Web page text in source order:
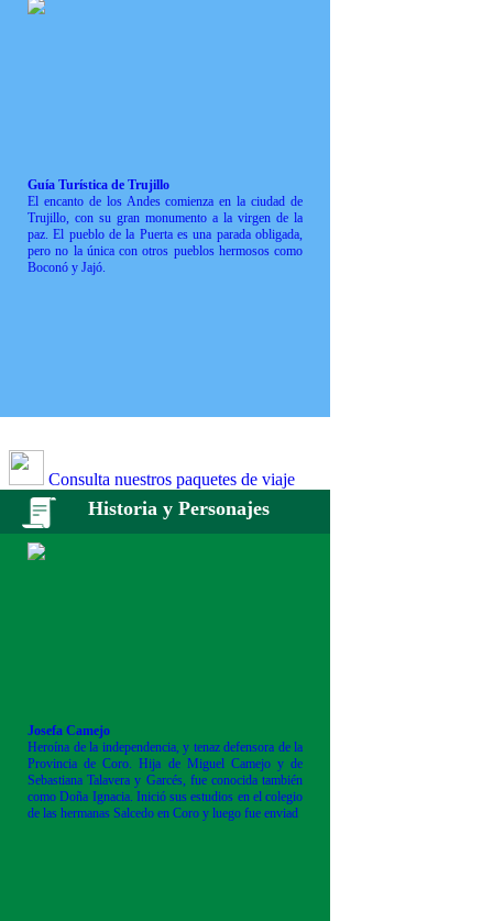
Guía Turística de Trujillo
El encanto de los Andes comienza en la ciudad de
Trujillo, con su gran monumento a la virgen de la
paz. El pueblo de la Puerta es una parada obligada,
pero no la única con otros pueblos hermosos como
Boconó y Jajó.
Consulta nuestros paquetes de viaje
Historia y Personajes
Josefa Camejo
Heroína de la independencia, y tenaz defensora de la
Provincia de Coro. Hija de Miguel Camejo y de
Sebastiana Talavera y Garcés, fue conocida también
como Doña Ignacia. Inició sus estudios en el colegio
de las hermanas Salcedo en Coro y luego fue enviad